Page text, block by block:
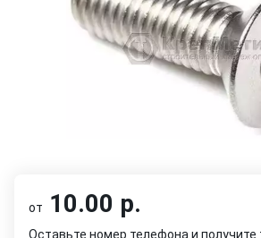
от 10.00 р.
Оставьте номер телефона и получите